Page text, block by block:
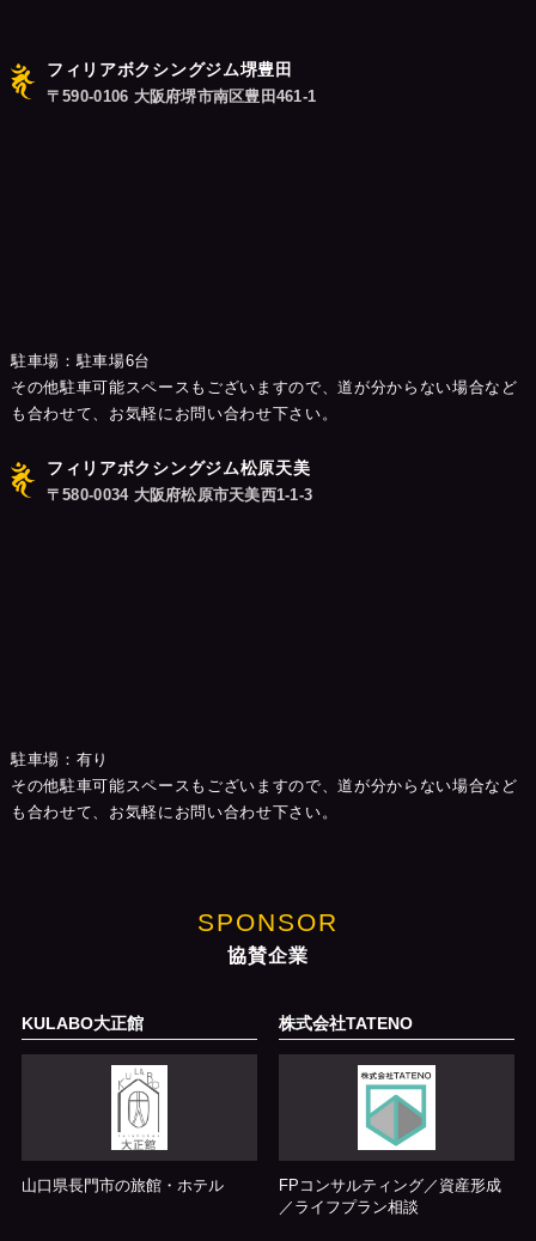
フィリアボクシングジム堺豊田
〒590-0106 大阪府堺市南区豊田461-1
駐車場：駐車場6台
その他駐車可能スペースもございますので、道が分からない場合など
も合わせて、お気軽にお問い合わせ下さい。
フィリアボクシングジム松原天美
〒580-0034 大阪府松原市天美西1-1-3
駐車場：有り
その他駐車可能スペースもございますので、道が分からない場合など
も合わせて、お気軽にお問い合わせ下さい。
SPONSOR
協賛企業
KULABO大正館
山口県長門市の旅館・ホテル
株式会社TATENO
FPコンサルティング／資産形成
／ライフプラン相談